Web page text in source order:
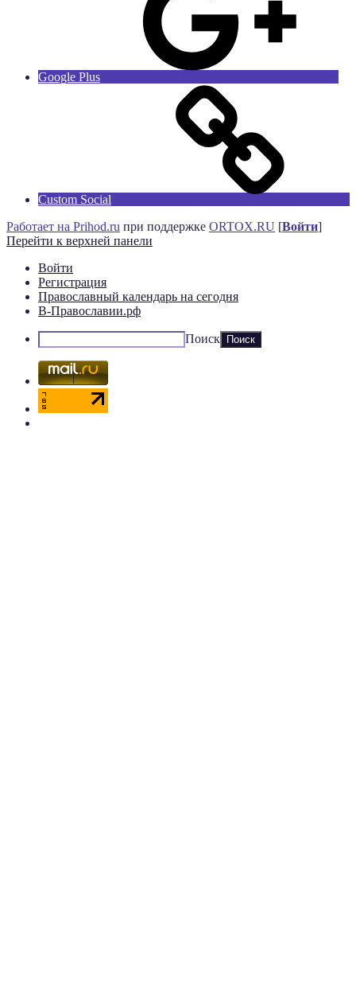
Google Plus
Custom Social
Работает на Prihod.ru при поддержке ORTOX.RU [Войти]
Перейти к верхней панели
Войти
Регистрация
Православный календарь на сегодня
В-Православии.рф
Поиск